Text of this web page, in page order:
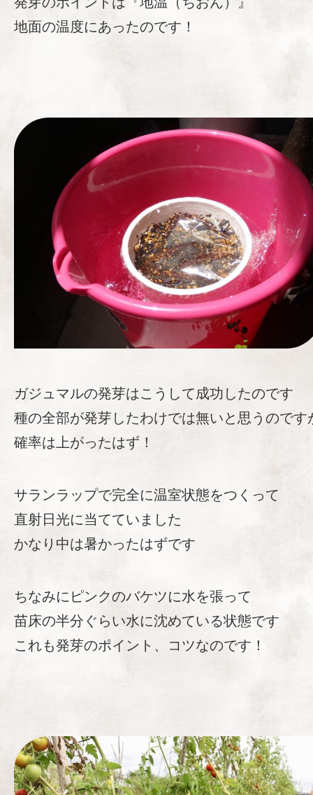
地面の温度にあったのです！
ガジュマルの発芽はこうして成功したのです
種の全部が発芽したわけでは無いと思うのです
確率は上がったはず！
サランラップで完全に温室状態をつくって
直射日光に当てていました
かなり中は暑かったはずです
ちなみにピンクのバケツに水を張って
苗床の半分ぐらい水に沈めている状態です
これも発芽のポイント、コツなのです！